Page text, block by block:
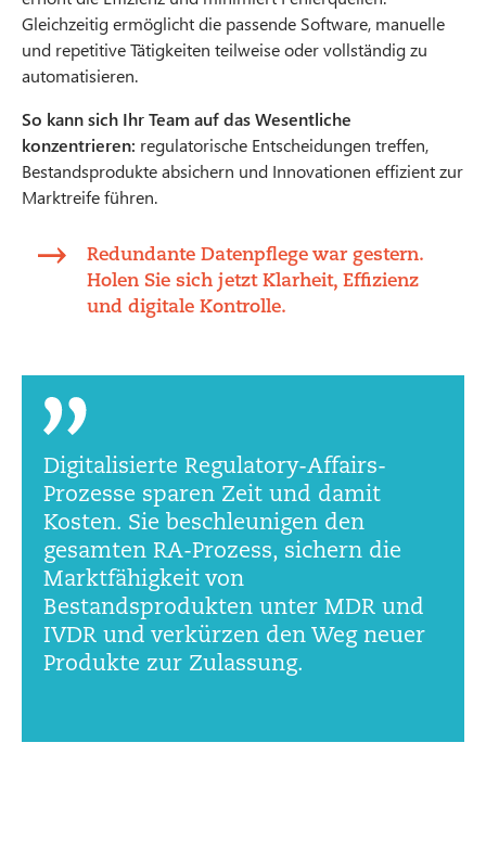
Gleichzeitig ermöglicht die passende Software, manuelle
und repetitive Tätigkeiten teilweise oder vollständig zu
automatisieren.
So kann sich Ihr Team auf das Wesentliche
konzentrieren: regulatorische Entscheidungen treffen,
Bestandsprodukte absichern und Innovationen effizient zur
Marktreife führen.
Redundante Datenpflege war gestern.
Holen Sie sich jetzt Klarheit, Effizienz
und digitale Kontrolle.
Digitalisierte Regulatory-Affairs-
Prozesse sparen Zeit und damit
Kosten. Sie beschleunigen den
gesamten RA-Prozess, sichern die
Marktfähigkeit von
Bestandsprodukten unter MDR und
IVDR und verkürzen den Weg neuer
Produkte zur Zulassung.